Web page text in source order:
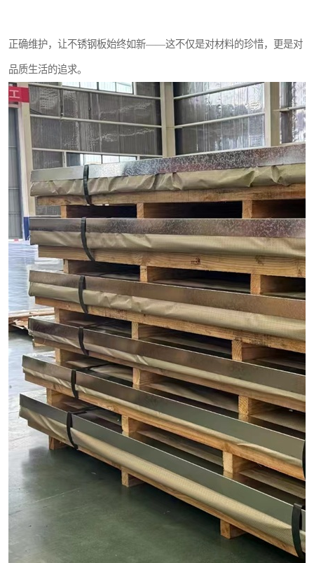
正确维护，让不锈钢板始终如新——这不仅是对材料的珍惜，更是对
品质生活的追求。